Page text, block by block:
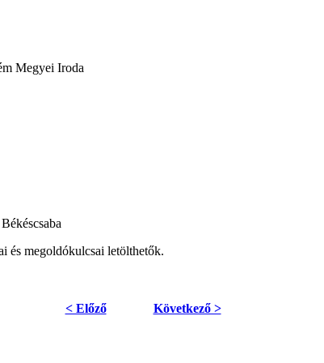
Megyei Iroda
és megoldókulcsai letölthetők.
< Előző
Következő >